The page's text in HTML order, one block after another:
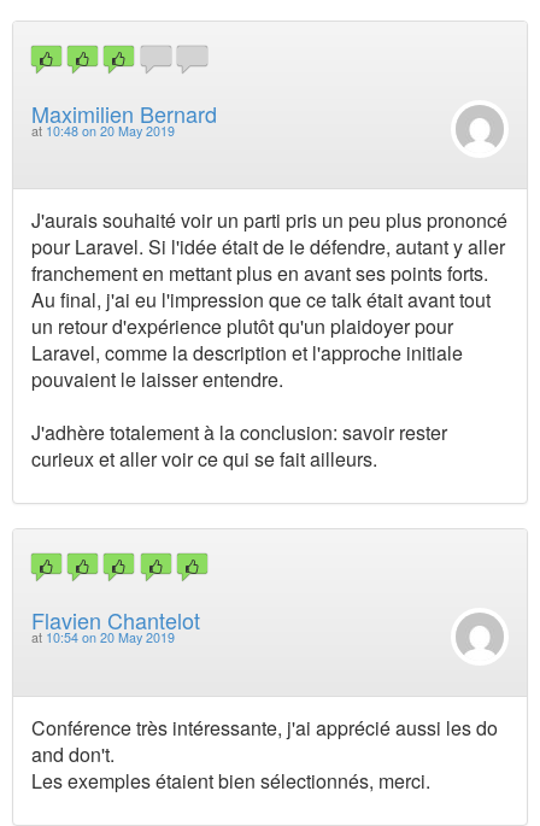
Maximilien Bernard
at 10:48 on 20 May 2019
J'aurais souhaité voir un parti pris un peu plus prononcé
pour Laravel. Si l'idée était de le défendre, autant y aller
franchement en mettant plus en avant ses points forts.
Au final, j'ai eu l'impression que ce talk était avant tout
un retour d'expérience plutôt qu'un plaidoyer pour
Laravel, comme la description et l'approche initiale
pouvaient le laisser entendre.
J'adhère totalement à la conclusion: savoir rester
curieux et aller voir ce qui se fait ailleurs.
Flavien Chantelot
at 10:54 on 20 May 2019
Conférence très intéressante, j'ai apprécié aussi les do
and don't.
Les exemples étaient bien sélectionnés, merci.